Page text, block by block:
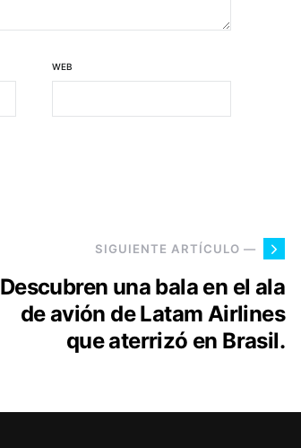
WEB
SIGUIENTE ARTÍCULO —
Descubren una bala en el ala
de avión de Latam Airlines
que aterrizó en Brasil.